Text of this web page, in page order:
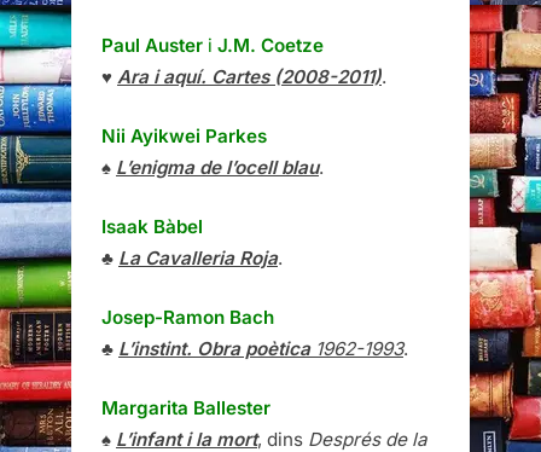
Paul Auster i J.M. Coetze
♥ Ara i aquí. Cartes (2008-2011).
Nii Ayikwei Parkes
♠ L’enigma de l’ocell blau.
Isaak Bàbel
♣ La Cavalleria Roja.
Josep-Ramon Bach
♣ L’instint. Obra poètica1962-1993.
Margarita Ballester
♠ L’infant i la mort, dins Després de la